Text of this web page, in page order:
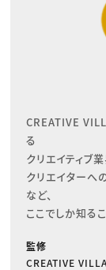
CREATIVE
る
クリエイティブ
クリエイターへ
など、
ここでしか知る
監修
CREATIVE